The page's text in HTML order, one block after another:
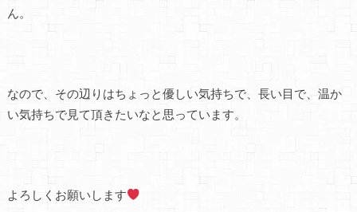
ん。
なので、その辺りはちょっと優しい気持ちで、長い目で、温か
い気持ちで見て頂きたいなと思っています。
よろしくお願いします